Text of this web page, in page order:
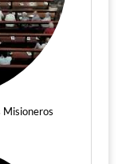
Misioneros